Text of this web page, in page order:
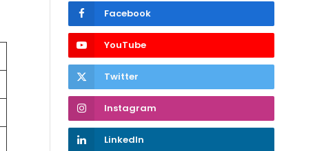
Facebook
YouTube
Twitter
Instagram
LinkedIn